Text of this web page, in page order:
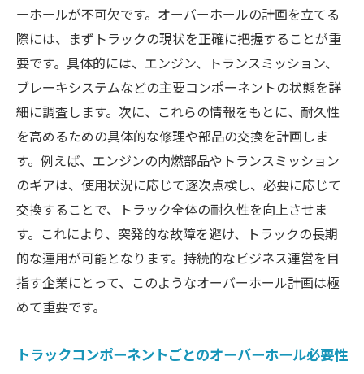
ーホールが不可欠です。オーバーホールの計画を立てる
際には、まずトラックの現状を正確に把握することが重
要です。具体的には、エンジン、トランスミッション、
ブレーキシステムなどの主要コンポーネントの状態を詳
細に調査します。次に、これらの情報をもとに、耐久性
を高めるための具体的な修理や部品の交換を計画しま
す。例えば、エンジンの内燃部品やトランスミッション
のギアは、使用状況に応じて逐次点検し、必要に応じて
交換することで、トラック全体の耐久性を向上させま
す。これにより、突発的な故障を避け、トラックの長期
的な運用が可能となります。持続的なビジネス運営を目
指す企業にとって、このようなオーバーホール計画は極
めて重要です。
トラックコンポーネントごとのオーバーホール必要性